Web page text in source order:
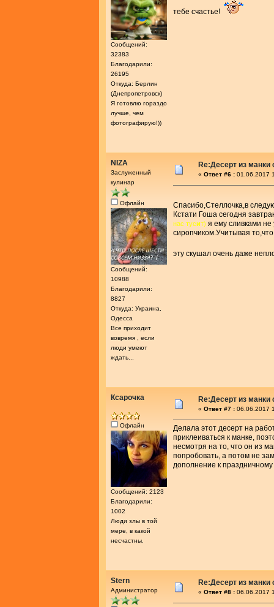
Сообщений:
32383
Благодарили:
26195
Откуда: Берлин
(Днепропетровск)
Я готовлю гораздо
лучше, чем
фотографирую!))
тебе счастье!
NIZA
Заслуженный
кулинар
Офлайн
Сообщений:
10988
Благодарили:
8827
Откуда: Украина,
Одесса
Все приходит
вовремя , если
люди умеют
ждать...
Re:Десерт из манки
« Ответ #6 : 01.06.2017
Спасибо,Стеллочка,в
Кстати Гоша сегодня
нас тусит) я ему сливками
сиропчиком.Учитывая
эту скушал очень даже
Ксарочка
Офлайн
Сообщений: 2123
Благодарили:
1002
Люди злы в той
мере, в какой
несчастны.
Re:Десерт из манки
« Ответ #7 : 06.06.2017
Делала этот десерт на
приклеиваться к манке,
несмотря на то, что он из
попробовать, а потом не
дополнение к праздничному
Stern
Администратор
Re:Десерт из манки
« Ответ #8 : 06.06.2017